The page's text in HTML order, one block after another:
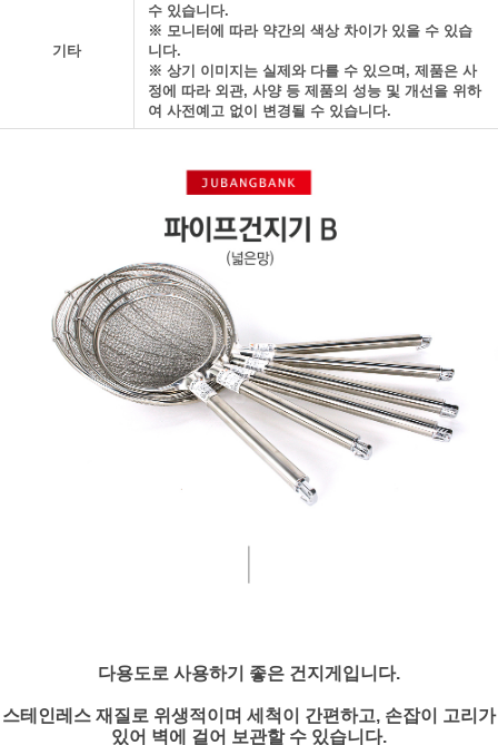
기타
수 있습니다.
※ 모니터에 따라 약간의 색상 차이가 있을 수 있습
니다.
※ 상기 이미지는 실제와 다를 수 있으며, 제품은 사
정에 따라 외관, 사양 등 제품의 성능 및 개선을 위하
여 사전예고 없이 변경될 수 있습니다.
다용도로 사용하기 좋은 건지게입니다.
스테인레스 재질로 위생적이며 세척이 간편하고, 손잡이 고리가
있어 벽에 걸어 보관할 수 있습니다.